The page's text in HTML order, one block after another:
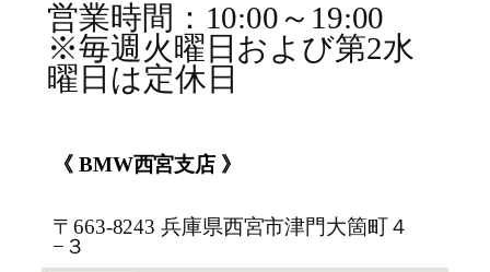
営業時間：10:00～19:00
※毎週火曜日および第2水
曜日は定休日
《 BMW西宮支店 》
〒663-8243 兵庫県西宮市津門大箇町４
−３